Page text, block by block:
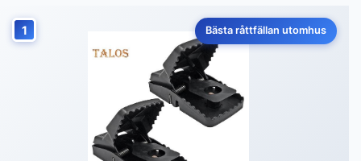
1 Bästa råttfällan utomhus